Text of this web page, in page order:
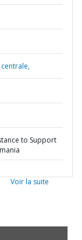
to Support
Voir la suite